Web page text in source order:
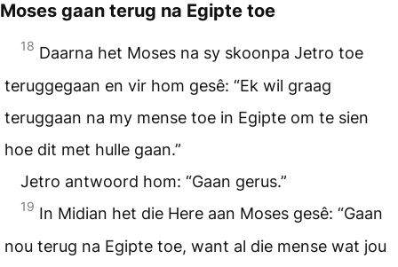
Moses gaan terug na Egipte toe
18 Daarna het Moses na sy skoonpa Jetro toe
teruggegaan en vir hom gesê: “Ek wil graag
teruggaan na my mense toe in Egipte om te sien
hoe dit met hulle gaan.”
Jetro antwoord hom: “Gaan gerus.”
19 In Midian het die Here aan Moses gesê: “Gaan
nou terug na Egipte toe, want al die mense wat jou